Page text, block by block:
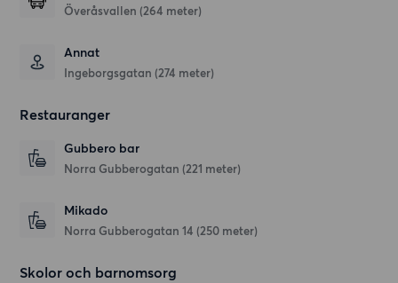
Överåsvallen (264 meter)
Annat
Ingeborgsgatan (274 meter)
Restauranger
Gubbero bar
Norra Gubberogatan (221 meter)
Mikado
Norra Gubberogatan 14 (250 meter)
Skolor och barnomsorg